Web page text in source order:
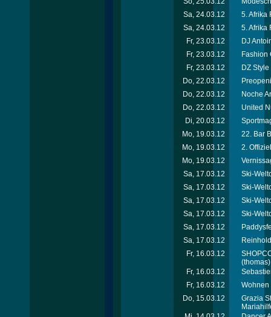
Sa, 24.03.12
5. Afrika
Sa, 24.03.12
5. Afrika
Fr, 23.03.12
DJ
Fr, 23.03.12
Fashion
Fr, 23.03.12
DZ
Do, 22.03.12
Do, 22.03.12
Noche
Do, 22.03.12
United
Di, 20.03.12
Mo, 19.03.12
22. Bar
Mo, 19.03.12
2.
Mo, 19.03.12
Sa, 17.03.12
Ski-
Sa, 17.03.12
Ski-
Sa, 17.03.12
Ski-
Sa, 17.03.12
Ski-
Sa, 17.03.12
Sa, 17.03.12
Fr, 16.03.12
(thomas)
Fr, 16.03.12
Fr, 16.03.12
Wohnen
Do, 15.03.12
Grazia